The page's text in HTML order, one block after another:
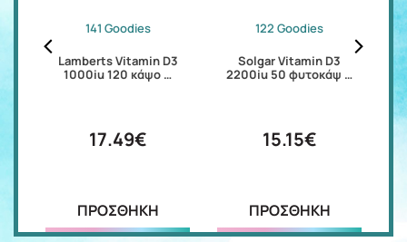
141 Goodies
Lamberts Vitamin D3
1000iu 120 κάψο …
17.49€
ΠΡΟΣΘΗΚΗ
122 Goodies
Solgar Vitamin D3
2200iu 50 φυτοκάψ …
15.15€
ΠΡΟΣΘΗΚΗ